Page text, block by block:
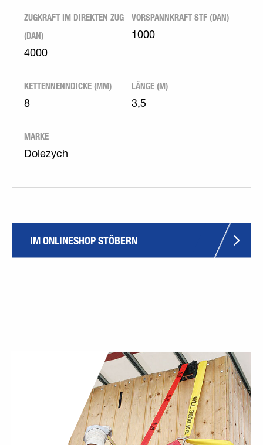
ZUGKRAFT IM DIREKTEN ZUG
(DAN)
4000
VORSPANNKRAFT STF (DAN)
1000
KETTENNENNDICKE (MM)
8
LÄNGE (M)
3,5
MARKE
Dolezych
IM ONLINESHOP STÖBERN